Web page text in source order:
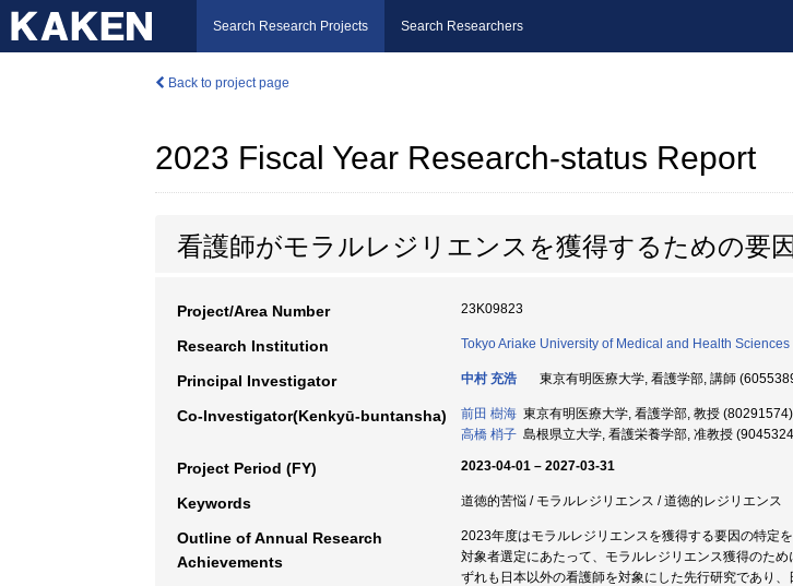
Search Research Projects Search Researchers
Back to project page
2023 Fiscal Year Research-status Report
看護師がモラルレジリエンスを獲得するための要因
Project/Area Number 23K09823
Research Institution Tokyo Ariake University of Medical and Health Sciences
Principal Investigator 中村 充浩 東京有明医療大学, 看護学部, 講師
Co-Investigator(Kenkyū-buntansha) 前田 樹海 東京有明医療大学, 看護学部, 教授 (80291574)
高橋 梢子 島根県立大学, 看護栄養学部, 准教授
Project Period (FY) 2023-04-01 – 2027-03-31
Keywords 道徳的苦悩 / モラルレジリエンス / 道徳的レジリエンス
Outline of Annual Research
Achievements
2023年度はモラルレジリエンスを獲得する要因の特定
対象者選定にあたって、モラルレジリエンス獲得のた
ずれも日本以外の看護師を対象にした先行研究であり